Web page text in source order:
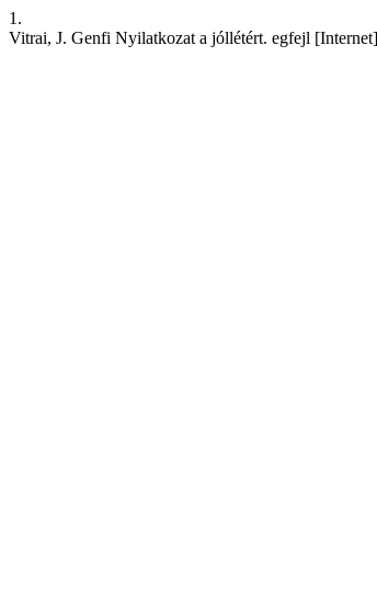
1.
Vitrai, J. Genfi Nyilatkozat a jóllétért. egfejl